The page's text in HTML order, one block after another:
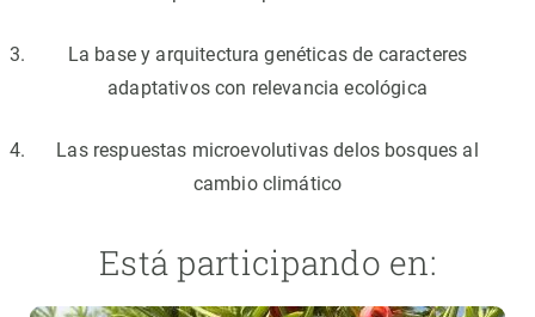
La base y arquitectura genéticas de caracteres
adaptativos con relevancia ecológica
Las respuestas microevolutivas delos bosques al
cambio climático
Está participando en: